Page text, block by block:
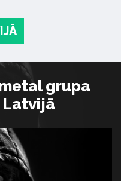
grupa
Latvijā